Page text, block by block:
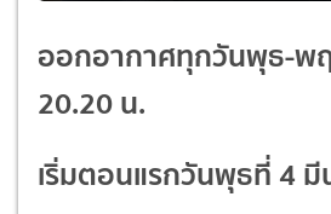
ออกอากาศทุกวันพุธ-พ
20.20 น.
เริ่มตอนแรกวันพุธที่ 4